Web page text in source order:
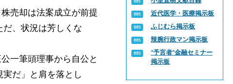
売却は法案成立が前提
、状況は芳しくな
一筆頭理事から自公と
だ」と肩を落とし
近代医学・医療掲示板
ふじむら掲示板
辣腕行政マン掲示板
“予言者”金融セミナー
掲示板